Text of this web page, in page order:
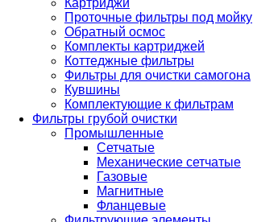
Проточные фильтры под мойку
Обратный осмос
Комплекты картриджей
Коттеджные фильтры
Фильтры для очистки самогона
Кувшины
Комплектующие к фильтрам
Фильтры грубой очистки
Промышленные
Сетчатые
Механические сетчатые
Газовые
Магнитные
Фланцевые